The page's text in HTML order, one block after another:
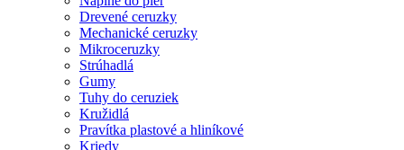
Drevené ceruzky
Mechanické ceruzky
Mikroceruzky
Strúhadlá
Gumy
Tuhy do ceruziek
Kružidlá
Pravítka plastové a hliníkové
Kriedy